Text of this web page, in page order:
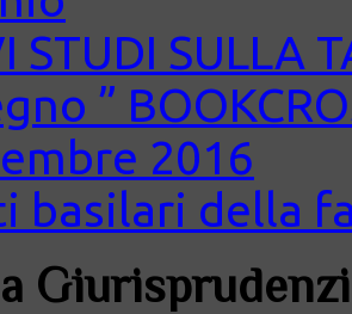
STUDI SULLA
”
2016
basilari della